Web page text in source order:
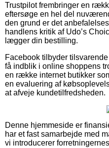
Trustpilot frembringer en
eftersøge en hel del
den grund er det
handlens kritik af Udo’s
lægger din bestilling.
Facebook tilbyder
få indblik i online shoppens
en række internet butikker
en evaluering af
at afveje kundetilfredsheden.
Denne hjemmeside er
har et fast samarbejde med
vi introducerer